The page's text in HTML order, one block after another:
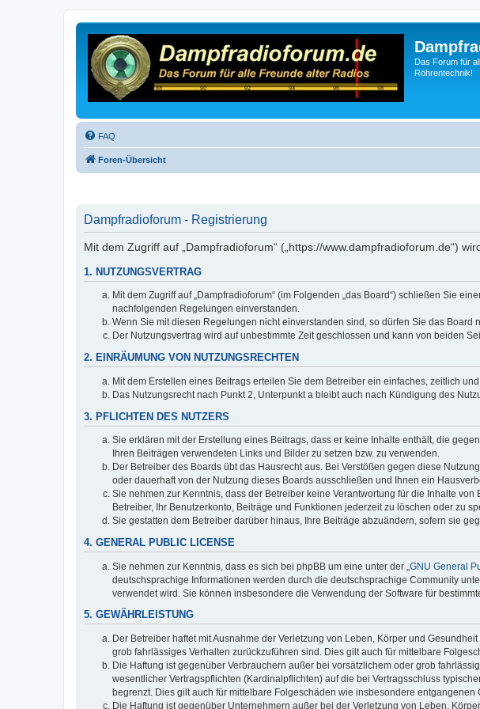
Das Forum für
Röhrentechnik!
FAQ
Foren-Übersicht
Dampfradioforum - Registrierung
Mit dem Zugriff auf „Dampfradioforum“ („https://www.dampfradioforum.de“)
1. NUTZUNGSVERTRAG
Mit dem Zugriff auf „Dampfradioforum“ (im Folgenden „das Board“) schließen Sie
nachfolgenden Regelungen einverstanden.
Wenn Sie mit diesen Regelungen nicht einverstanden sind, so dürfen Sie das
Der Nutzungsvertrag wird auf unbestimmte Zeit geschlossen und kann von beiden
2. EINRÄUMUNG VON NUTZUNGSRECHTEN
Mit dem Erstellen eines Beitrags erteilen Sie dem Betreiber ein einfaches, zeitlich
Das Nutzungsrecht nach Punkt 2, Unterpunkt a bleibt auch nach Kündigung des
3. PFLICHTEN DES NUTZERS
Sie erklären mit der Erstellung eines Beitrags, dass er keine Inhalte enthält, die
Ihren Beiträgen verwendeten Links und Bilder zu setzen bzw. zu verwenden.
Der Betreiber des Boards übt das Hausrecht aus. Bei Verstößen gegen diese
oder dauerhaft von der Nutzung dieses Boards ausschließen und Ihnen ein
Sie nehmen zur Kenntnis, dass der Betreiber keine Verantwortung für die Inhalte
Betreiber, Ihr Benutzerkonto, Beiträge und Funktionen jederzeit zu löschen oder zu
Sie gestatten dem Betreiber darüber hinaus, Ihre Beiträge abzuändern, sofern sie
4. GENERAL PUBLIC LICENSE
Sie nehmen zur Kenntnis, dass es sich bei phpBB um eine unter der „ GNU General
deutschsprachige Informationen werden durch die deutschsprachige Community
verwendet wird. Sie können insbesondere die Verwendung der Software für
5. GEWÄHRLEISTUNG
Der Betreiber haftet mit Ausnahme der Verletzung von Leben, Körper und
grob fahrlässiges Verhalten zurückzuführen sind. Dies gilt auch für mittelbare
Die Haftung ist gegenüber Verbrauchern außer bei vorsätzlichem oder grob
wesentlicher Vertragspflichten (Kardinalpflichten) auf die bei Vertragsschluss
begrenzt. Dies gilt auch für mittelbare Folgeschäden wie insbesondere entgangenen
Die Haftung ist gegenüber Unternehmern außer bei der Verletzung von Leben,